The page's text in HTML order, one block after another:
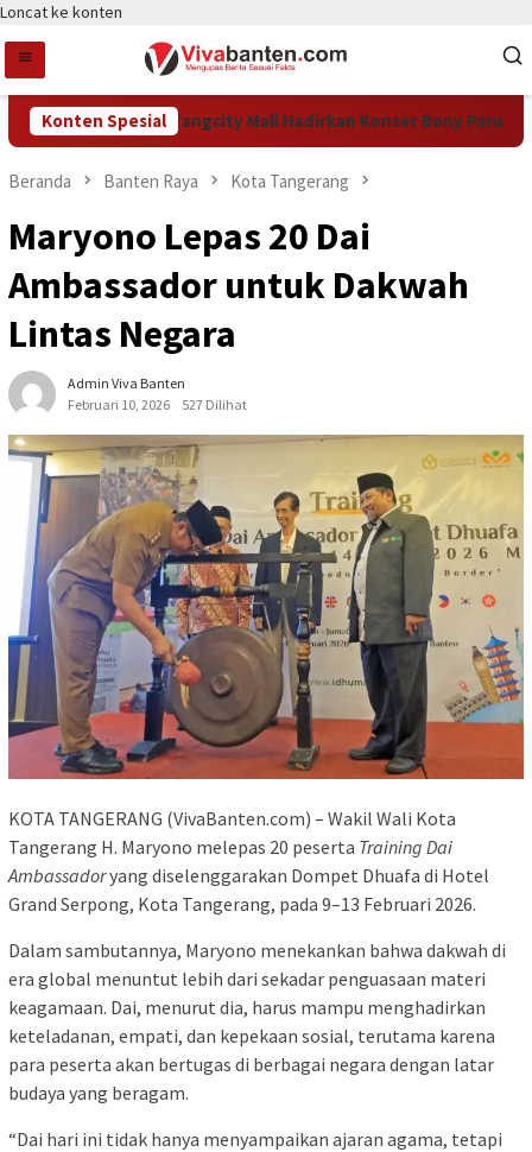
Loncat ke konten
Konten Spesial
HUT Ke-15, Tangcity Mall Hadirkan Konser Rony Parulian
Beranda Banten Raya Kota Tangerang
Maryono Lepas 20 Dai
Ambassador untuk Dakwah
Lintas Negara
Admin Viva Banten
Februari 10, 2026
527 Dilihat
KOTA TANGERANG (VivaBanten.com) – Wakil Wali Kota
Tangerang H. Maryono melepas 20 peserta Training Dai
Ambassadoryang diselenggarakan Dompet Dhuafa di Hotel
Grand Serpong, Kota Tangerang, pada 9–13 Februari 2026.
Dalam sambutannya, Maryono menekankan bahwa dakwah di
era global menuntut lebih dari sekadar penguasaan materi
keagamaan. Dai, menurut dia, harus mampu menghadirkan
keteladanan, empati, dan kepekaan sosial, terutama karena
para peserta akan bertugas di berbagai negara dengan latar
budaya yang beragam.
“Dai hari ini tidak hanya menyampaikan ajaran agama, tetapi